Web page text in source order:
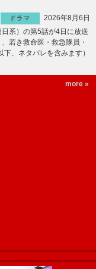
ドラマ
2026年8月6日
系）の第5話が4日に放送
若き救命医・救急隊員・
、ネタバレを含みます）
more »